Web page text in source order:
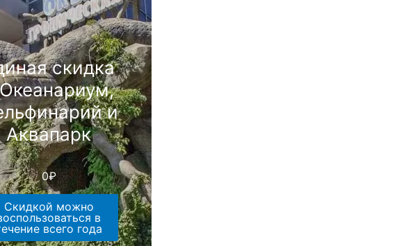
скидка
и
Аквапарк
0₽
Скидкой можно
в
всего года